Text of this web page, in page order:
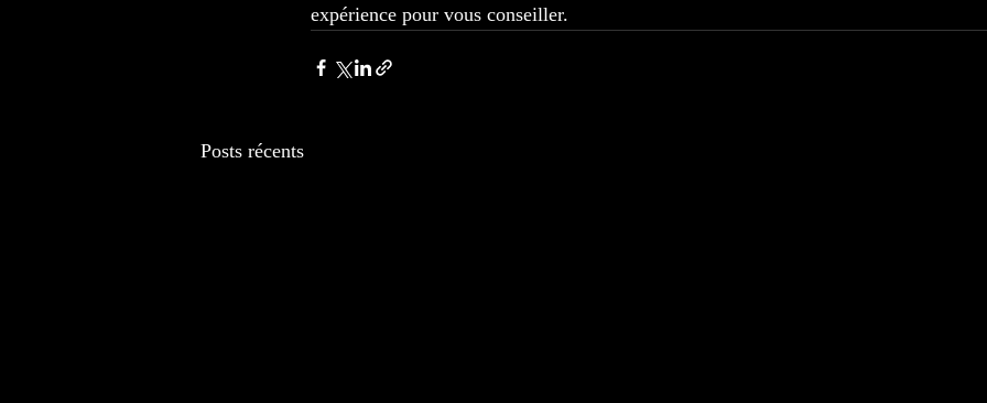
expérience pour vous conseiller.
Posts récents